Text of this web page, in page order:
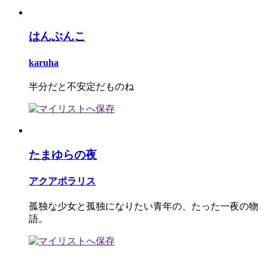
はんぶんこ
karuha
半分だと不安定だものね
たまゆらの夜
アクアポラリス
孤独な少女と孤独になりたい青年の、たった一夜の物
語。